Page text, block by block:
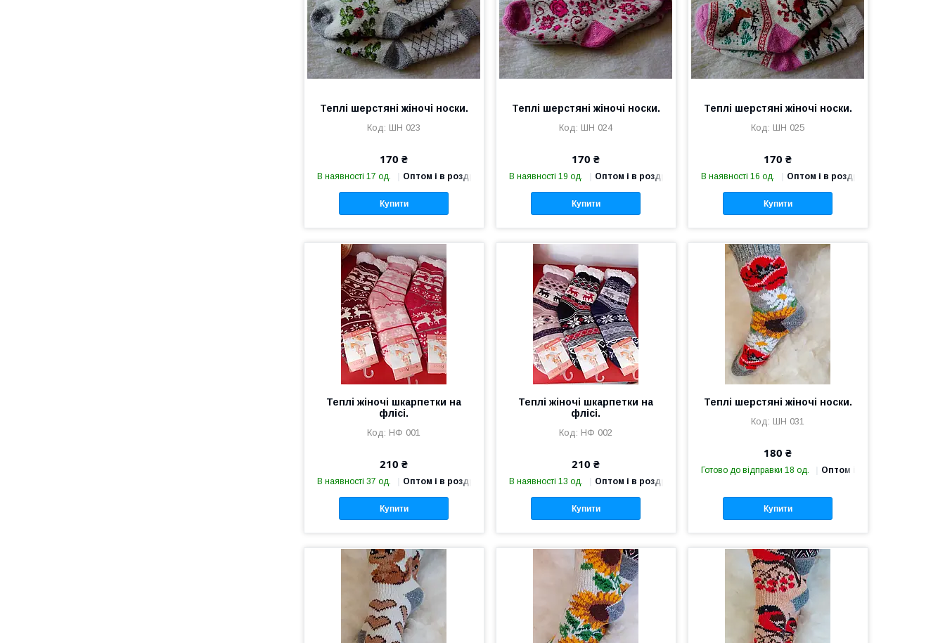
Теплі шерстяні жіночі носки.
ШН 023
170 ₴
В наявності 17 од. Оптом і в роздріб
Купити
Теплі шерстяні жіночі носки.
ШН 024
170 ₴
В наявності 19 од. Оптом і в роздріб
Купити
Теплі шерстяні жіночі носки.
ШН 025
170 ₴
В наявності 16 од. Оптом і в роздріб
Купити
Теплі жіночі шкарпетки на
флісі.
НФ 001
210 ₴
В наявності 37 од. Оптом і в роздріб
Купити
Теплі жіночі шкарпетки на
флісі.
НФ 002
210 ₴
В наявності 13 од. Оптом і в роздріб
Купити
Теплі шерстяні жіночі носки.
ШН 031
180 ₴
Готово до відправки 18 од. Оптом і в роздріб
Купити